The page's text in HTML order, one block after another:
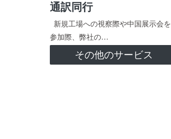
通訳同行
新規工場への視察際や中国展示会を
参加際、弊社の…
その他のサービス